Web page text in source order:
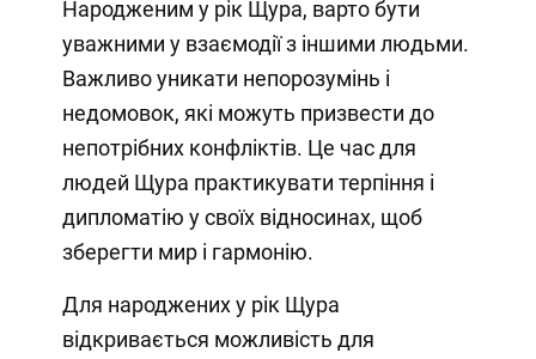
Народженим у рік Щура, варто бути
уважними у взаємодії з іншими людьми.
Важливо уникати непорозумінь і
недомовок, які можуть призвести до
непотрібних конфліктів. Це час для
людей Щура практикувати терпіння і
дипломатію у своїх відносинах, щоб
зберегти мир і гармонію.
Для народжених у рік Щура
відкривається можливість для